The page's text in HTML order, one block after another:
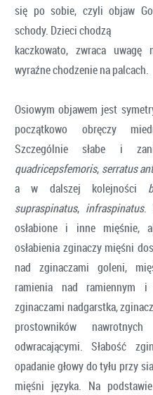
się po sobie, czyli objaw
schody. Dzieci chodzą
kaczkowato, zwraca
wyraźne chodzenie na palcach.
Osiowym objawem jest
początkowo obręczy
Szczególnie słabe i
quadricepsfemoris, serratus
a w dalszej kolejności
supraspinatus, infraspinatus.
osłabione i inne mięśnie,
osłabienia zginaczy mięśni
nad zginaczami goleni,
ramienia nad ramiennym i
zginaczami nadgarstka,
prostowników
odwracającymi. Słabość
opadanie głowy do tyłu przy
mięśni języka. Na